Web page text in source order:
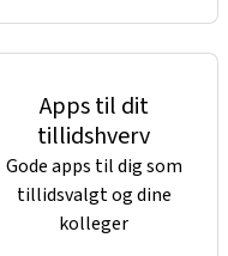
Apps til dit
tillidshverv
Gode apps til dig som
tillidsvalgt og dine
kolleger